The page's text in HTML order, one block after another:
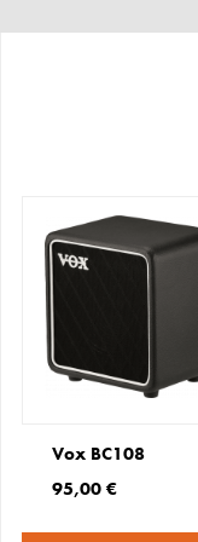
Vox BC108
95,00 €